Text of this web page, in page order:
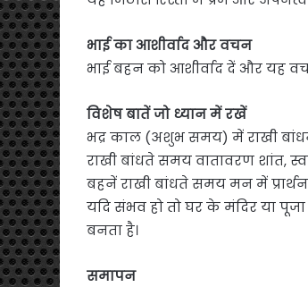
भाई का आशीर्वाद और वचन
भाई बहन को आशीर्वाद दें और यह
विशेष बातें जो ध्यान में रखें
भद्र काल (अशुभ समय) में राखी
राखी बांधते समय वातावरण शांत,
बहनें राखी बांधते समय मन में
यदि संभव हो तो घर के मंदिर या
बनता है।
समापन